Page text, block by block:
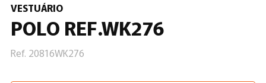
VESTUÁRIO
POLO REF.WK276
Ref. 20816WK276